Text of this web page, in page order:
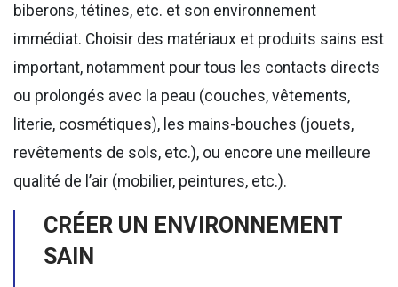
biberons, tétines, etc. et son environnement
immédiat. Choisir des matériaux et produits sains est
important, notamment pour tous les contacts directs
ou prolongés avec la peau (couches, vêtements,
literie, cosmétiques), les mains-bouches (jouets,
revêtements de sols, etc.), ou encore une meilleure
qualité de l’air (mobilier, peintures, etc.).
CRÉER UN ENVIRONNEMENT
SAIN